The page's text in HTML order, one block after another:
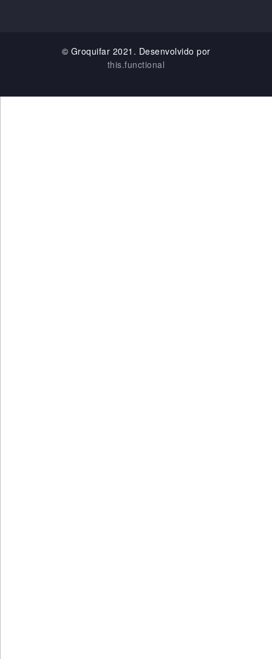
© Groquifar 2021. Desenvolvido por
this.functional